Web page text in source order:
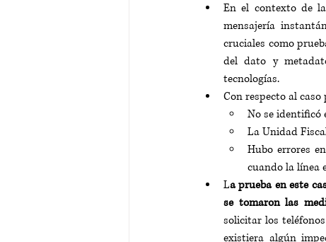
En el contexto de
mensajería
cruciales como
del dato y
tecnologías.
Con respecto al
No se identificó
La Unidad
Hubo errores
cuando la línea
La prueba en este
se tomaron las
solicitar los
existiera algún